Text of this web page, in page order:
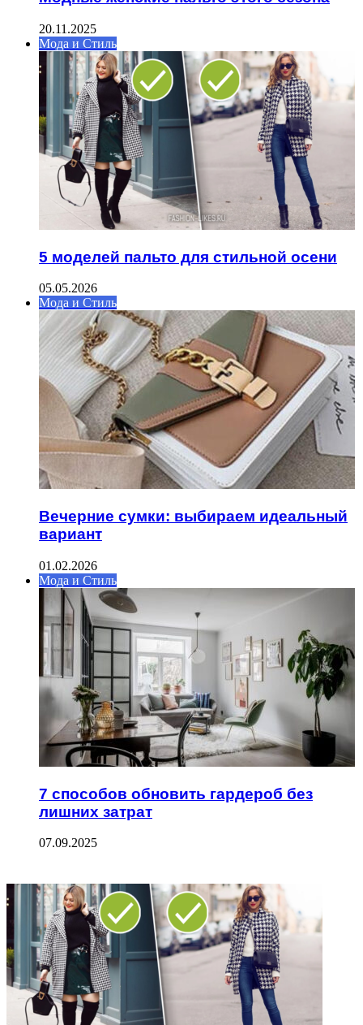
20.11.2025
Мода и Стиль
5 моделей пальто для стильной осени
05.05.2026
Мода и Стиль
Вечерние сумки: выбираем идеальный
вариант
01.02.2026
Мода и Стиль
7 способов обновить гардероб без
лишних затрат
07.09.2025